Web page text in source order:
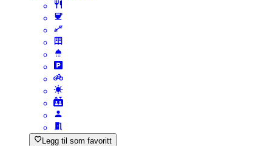
Legg til som favoritt